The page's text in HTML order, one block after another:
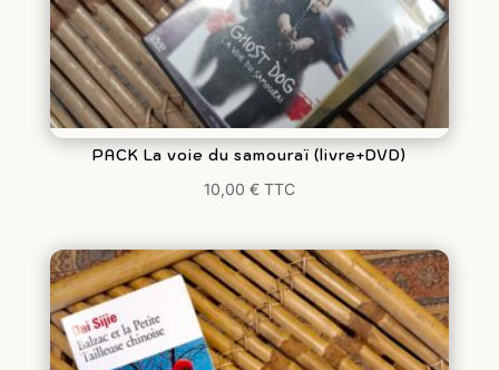
PACK La voie du samouraï (livre+DVD)
10,00 € TTC